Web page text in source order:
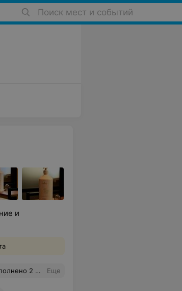
Поиск мест и событий
и
наилучшие рекомендации Еще